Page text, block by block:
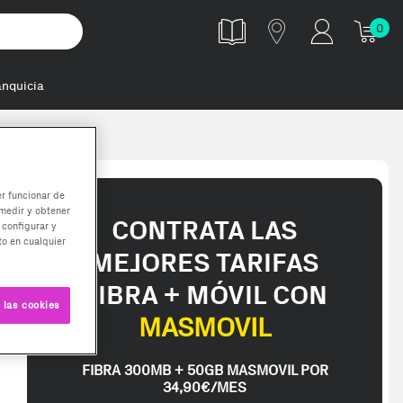
0
CONTRATA LAS
MEJORES TARIFAS
FIBRA + MÓVIL CON
MASMOVIL
FIBRA 300MB + 50GB MASMOVIL POR
34,90€/MES
funcionar de
y obtener
y
en cualquier
cookies